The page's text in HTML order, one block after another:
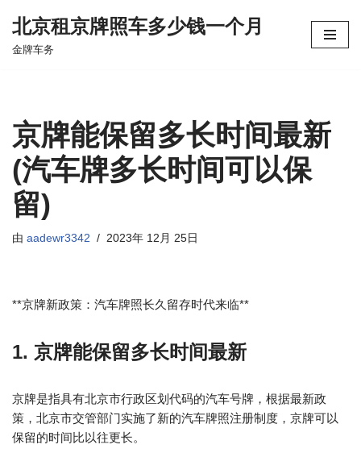
跳
北京租京牌照车多少钱一个月
金牌车务
京牌能保留多长时间最新
(汽车牌多长时间可以保
留)
由 aadewr3342 2023年 12月 25日
**京牌新政策：汽车牌照长久留存时代来临**
1. 京牌能保留多长时间最新
京牌是指具有北京市行政区划代码的汽车号牌，根据最新政
策，北京市交管部门实施了新的汽车牌照注册制度，京牌可以
保留的时间比以往更长。